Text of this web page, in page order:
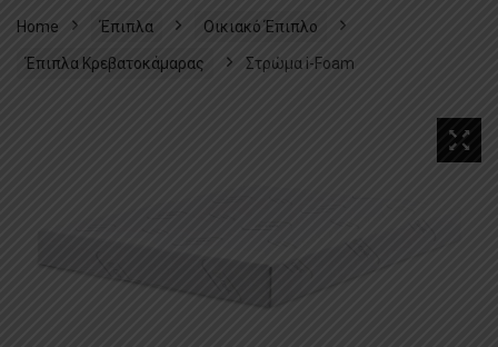
Home Έπιπλα Οικιακό Έπιπλο
Έπιπλα Κρεβατοκάμαρας Στρώμα i-Foam